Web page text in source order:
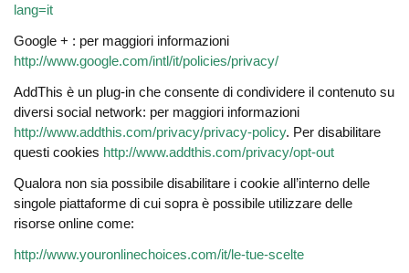
lang=it
Google + : per maggiori informazioni
http://www.google.com/intl/it/policies/privacy/
AddThis è un plug-in che consente di condividere il contenuto su
diversi social network: per maggiori informazioni
http://www.addthis.com/privacy/privacy-policy. Per disabilitare
questi cookies http://www.addthis.com/privacy/opt-out
Qualora non sia possibile disabilitare i cookie all’interno delle
singole piattaforme di cui sopra è possibile utilizzare delle
risorse online come:
http://www.youronlinechoices.com/it/le-tue-scelte